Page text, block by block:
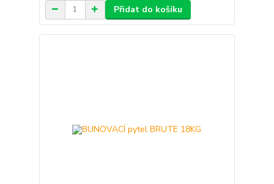
Přidat do košíku